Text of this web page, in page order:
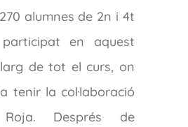
alumnes de 2n i 4t
participat en aquest
de tot el curs, on
tenir la col·laboració
Després de